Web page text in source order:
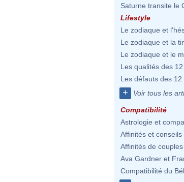
Saturne transite le
Lifestyle
Le zodiaque et
Le zodiaque et la
Le zodiaque et le
Les qualités des
Les défauts des 12
+ Voir tous les
Compatibilité
Astrologie et
Affinités et conseils
Affinités de
Ava Gardner et
Compatibilité du